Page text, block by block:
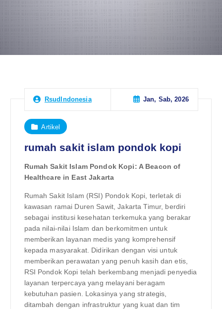
RsudIndonesia Jan, Sab, 2026
Artikel
rumah sakit islam pondok kopi
Rumah Sakit Islam Pondok Kopi: A Beacon of
Healthcare in East Jakarta
Rumah Sakit Islam (RSI) Pondok Kopi, terletak di
kawasan ramai Duren Sawit, Jakarta Timur, berdiri
sebagai institusi kesehatan terkemuka yang berakar
pada nilai-nilai Islam dan berkomitmen untuk
memberikan layanan medis yang komprehensif
kepada masyarakat. Didirikan dengan visi untuk
memberikan perawatan yang penuh kasih dan etis,
RSI Pondok Kopi telah berkembang menjadi penyedia
layanan terpercaya yang melayani beragam
kebutuhan pasien. Lokasinya yang strategis,
ditambah dengan infrastruktur yang kuat dan tim